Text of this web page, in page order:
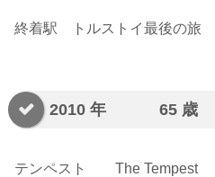
終着駅 トルストイ最後の
2010 年 65 歳
テンペスト The Tempest